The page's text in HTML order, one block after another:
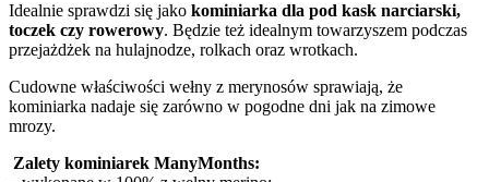
Idealnie sprawdzi się jako kominiarka dla pod kask narciarski,
toczek czy rowerowy. Będzie też idealnym towarzyszem podczas
przejażdżek na hulajnodze, rolkach oraz wrotkach.
Cudowne właściwości wełny z merynosów sprawiają, że
kominiarka nadaje się zarówno w pogodne dni jak na zimowe
mrozy.
Zalety kominiarek ManyMonths: